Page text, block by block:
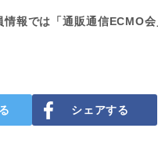
報では「通販通信ECMO会
シェアする